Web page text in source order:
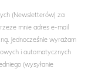
(Newsletterów) za
mnie adres e-mail
Jednocześnie wyrażam
i automatycznych
(wysyłanie